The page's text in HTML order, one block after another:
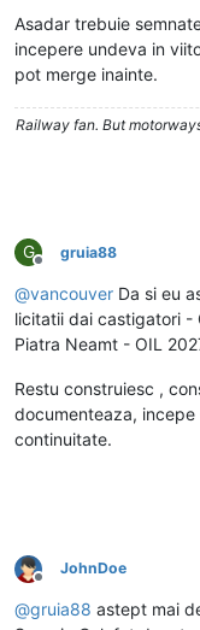
Asadar trebuie
incepere undeva in
pot merge inainte.
Railway fan. But
G
Deconectat
gruia88
@vancouver Da si eu
licitatii dai castigatori -
Piatra Neamt - OIL
Restu construiesc ,
documenteaza,
continuitate.
Deconectat
JohnDoe
@gruia88 astept mai